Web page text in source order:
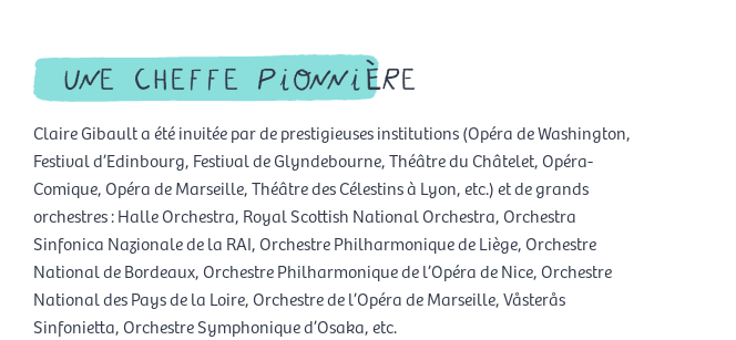
une cheffe pionnière
Claire Gibault a été invitée par de prestigieuses institutions (Opéra de Washington,
Festival d’Edinbourg, Festival de Glyndebourne, Théâtre du Châtelet, Opéra-
Comique, Opéra de Marseille, Théâtre des Célestins à Lyon, etc.) et de grands
orchestres : Halle Orchestra, Royal Scottish National Orchestra, Orchestra
Sinfonica Nazionale de la RAI, Orchestre Philharmonique de Liège, Orchestre
National de Bordeaux, Orchestre Philharmonique de l’Opéra de Nice, Orchestre
National des Pays de la Loire, Orchestre de l’Opéra de Marseille, Våsterås
Sinfonietta, Orchestre Symphonique d’Osaka, etc.